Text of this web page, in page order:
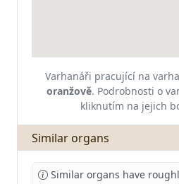
Varhanáři pracující na
oranžově. Podrobnosti o
kliknutím na jejich
Similar organs
Similar organs have